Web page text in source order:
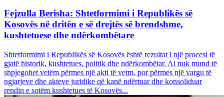
Fejzulla Berisha: Shtetformimi i Republikës së
Kosovës në dritën e së drejtës së brendshme,
kushtetuese dhe ndërkombëtare
Shtetformimi i Republikës së Kosovës është rezultat i një procesi të
gjatë historik, kushtetues, politik dhe ndërkombëtar. Ai nuk mund të
shpjegohet vetëm përmes një akti të vetm, por përmes një vargu të
ngjarjeve dhe akteve juridike që kanë ndërtuar dhe konsoliduar
rendin e sotëm kushtetues të Kosovës...